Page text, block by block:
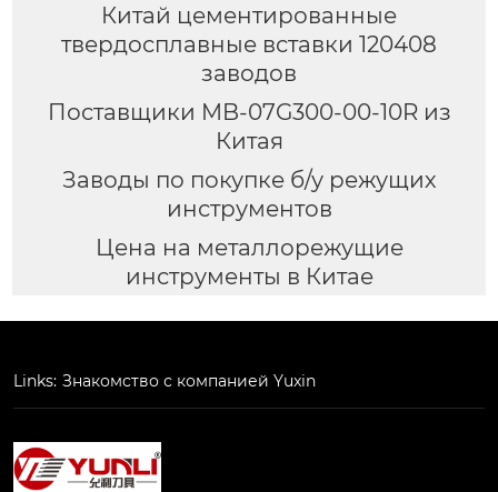
Китай цементированные
твердосплавные вставки 120408
заводов
Поставщики MB-07G300-00-10R из
Китая
Заводы по покупке б/у режущих
инструментов
Цена на металлорежущие
инструменты в Китае
Links: Знакомство с компанией Yuxin